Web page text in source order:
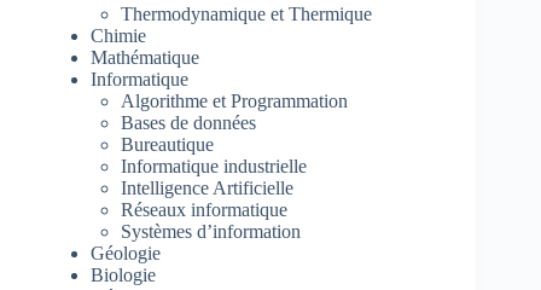
Thermodynamique et Thermique
Chimie
Mathématique
Informatique
Algorithme et Programmation
Bases de données
Bureautique
Informatique industrielle
Intelligence Artificielle
Réseaux informatique
Systèmes d’information
Géologie
Biologie